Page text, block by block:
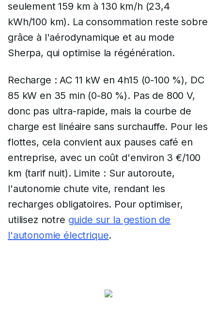
seulement 159 km à 130 km/h (23,4
kWh/100 km). La consommation reste sobre
grâce à l'aérodynamique et au mode
Sherpa, qui optimise la régénération.
Recharge : AC 11 kW en 4h15 (0-100 %), DC
85 kW en 35 min (0-80 %). Pas de 800 V,
donc pas ultra-rapide, mais la courbe de
charge est linéaire sans surchauffe. Pour les
flottes, cela convient aux pauses café en
entreprise, avec un coût d'environ 3 €/100
km (tarif nuit). Limite : Sur autoroute,
l'autonomie chute vite, rendant les
recharges obligatoires. Pour optimiser,
utilisez notre guide sur la gestion de
l'autonomie électrique.